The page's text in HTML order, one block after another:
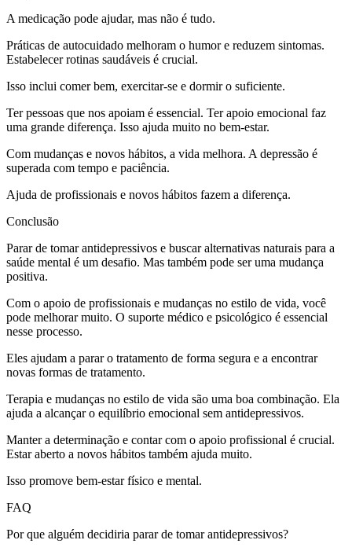
A medicação pode ajudar, mas não é tudo.
Práticas de autocuidado melhoram o humor e reduzem sintomas.
Estabelecer rotinas saudáveis é crucial.
Isso inclui comer bem, exercitar-se e dormir o suficiente.
Ter pessoas que nos apoiam é essencial. Ter apoio emocional faz
uma grande diferença. Isso ajuda muito no bem-estar.
Com mudanças e novos hábitos, a vida melhora. A depressão é
superada com tempo e paciência.
Ajuda de profissionais e novos hábitos fazem a diferença.
Conclusão
Parar de tomar antidepressivos e buscar alternativas naturais para a
saúde mental é um desafio. Mas também pode ser uma mudança
positiva.
Com o apoio de profissionais e mudanças no estilo de vida, você
pode melhorar muito. O suporte médico e psicológico é essencial
nesse processo.
Eles ajudam a parar o tratamento de forma segura e a encontrar
novas formas de tratamento.
Terapia e mudanças no estilo de vida são uma boa combinação. Ela
ajuda a alcançar o equilíbrio emocional sem antidepressivos.
Manter a determinação e contar com o apoio profissional é crucial.
Estar aberto a novos hábitos também ajuda muito.
Isso promove bem-estar físico e mental.
FAQ
Por que alguém decidiria parar de tomar antidepressivos?